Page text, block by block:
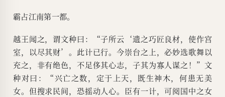
霸占江南第一都。
越王闻之，谓文种曰：“子所云‘遗之巧匠良材，使作宫
室，以尽其财’。此计已行。今崇台之上，必妙选歌舞以
充之，非有绝色，不足侈其心志，子其为寡人谋之！”文
种对曰：“兴亡之数，定于上天，既生神木，何患无美
女。但搜求民间，恐摇动人心。臣有一计，可阅国中之女